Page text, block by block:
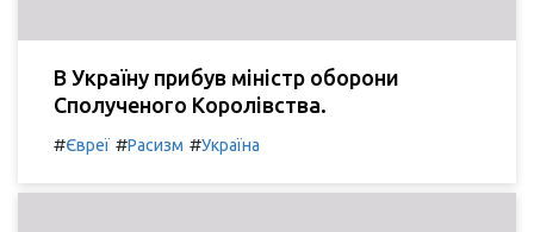
В Україну прибув міністр оборони
Сполученого Королівства.
#Євреї #Расизм #Україна